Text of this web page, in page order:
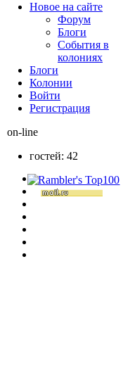
Новое на сайте
Форум
Блоги
События в
колониях
Блоги
Колонии
Войти
Peгиcтpaция
on-line
гостей: 42